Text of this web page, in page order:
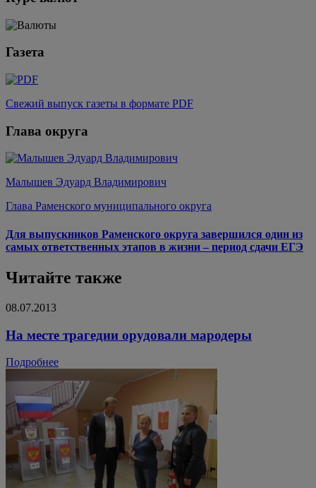
Газета
Свежий выпуск газеты в формате PDF
Глава округа
Малышев Эдуард Владимирович
Глава Раменского муниципального округа
Для выпускников Раменского округа завершился один из
самых ответственных этапов в жизни – период сдачи ЕГЭ
Читайте также
08.07.2013
На месте трагедии орудовали мародеры
Подробнее